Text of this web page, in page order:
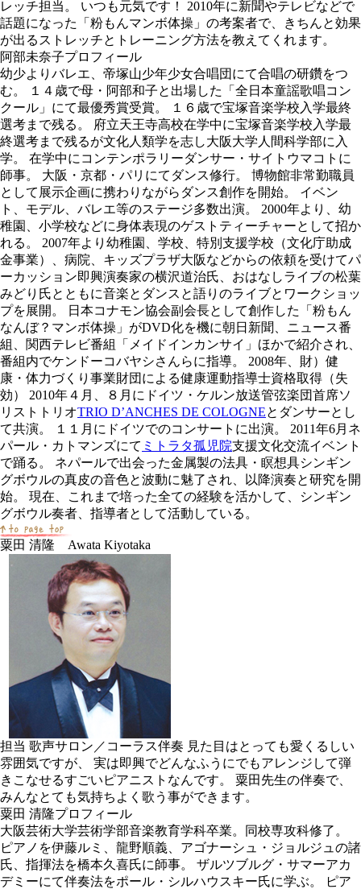
レッチ担当。 いつも元気です！ 2010年に新聞やテレビなどで
話題になった「粉もんマンボ体操」の考案者で、きちんと効果
が出るストレッチとトレーニング方法を教えてくれます。
阿部未奈子プロフィール
幼少よりバレエ、帝塚山少年少女合唱団にて合唱の研鑽をつ
む。 １４歳で母・阿部和子と出場した「全日本童謡歌唱コン
クール」にて最優秀賞受賞。 １６歳で宝塚音楽学校入学最終
選考まで残る。 府立天王寺高校在学中に宝塚音楽学校入学最
終選考まで残るが文化人類学を志し大阪大学人間科学部に入
学。 在学中にコンテンポラリーダンサー・サイトウマコトに
師事。 大阪・京都・パリにてダンス修行。 博物館非常勤職員
として展示企画に携わりながらダンス創作を開始。 イベン
ト、モデル、バレエ等のステージ多数出演。 2000年より、幼
稚園、小学校などに身体表現のゲストティーチャーとして招か
れる。 2007年より幼稚園、学校、特別支援学校（文化庁助成
金事業）、病院、キッズプラザ大阪などからの依頼を受けてパ
ーカッション即興演奏家の横沢道治氏、おはなしライブの松葉
みどり氏とともに音楽とダンスと語りのライブとワークショッ
プを展開。 日本コナモン協会副会長として創作した「粉もん
なんぼ？マンボ体操」がDVD化を機に朝日新聞、ニュース番
組、関西テレビ番組「メイドインカンサイ」ほかで紹介され、
番組内でケンドーコバヤシさんらに指導。 2008年、財）健
康・体力づくり事業財団による健康運動指導士資格取得（失
効） 2010年４月、８月にドイツ・ケルン放送管弦楽団首席ソ
リストトリオTRIO D’ANCHES DE COLOGNEとダンサーとし
て共演。 １１月にドイツでのコンサートに出演。 2011年6月ネ
パール・カトマンズにて ミトラタ孤児院支援文化交流イベント
で踊る。 ネパールで出会った金属製の法具・瞑想具シンギン
グボウルの真皮の音色と波動に魅了され、以降演奏と研究を開
始。 現在、これまで培った全ての経験を活かして、シンギン
グボウル奏者、指導者として活動している。
粟田 清隆 Awata Kiyotaka
担当 歌声サロン／コーラス伴奏 見た目はとっても愛くるしい
雰囲気ですが、 実は即興でどんなふうにでもアレンジして弾
きこなせるすごいピアニストなんです。 粟田先生の伴奏で、
みんなとても気持ちよく歌う事ができます。
粟田 清隆プロフィール
大阪芸術大学芸術学部音楽教育学科卒業。同校専攻科修了。
ピアノを伊藤ルミ、龍野順義、アゴナーシュ・ジョルジュの諸
氏、指揮法を橋本久喜氏に師事。 ザルツブルグ・サマーアカ
デミーにて伴奏法をポール・シルハウスキー氏に学ぶ。 ピア